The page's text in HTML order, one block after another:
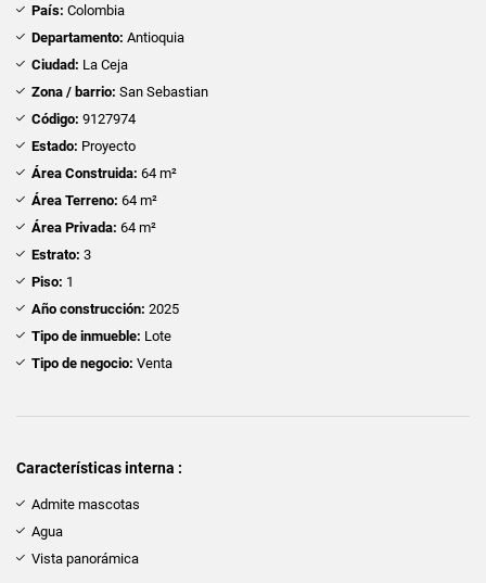
País: Colombia
Departamento: Antioquia
Ciudad: La Ceja
Zona / barrio: San Sebastian
Código: 9127974
Estado: Proyecto
Área Construida: 64 m²
Área Terreno: 64 m²
Área Privada: 64 m²
Estrato: 3
Piso: 1
Año construcción: 2025
Tipo de inmueble: Lote
Tipo de negocio: Venta
Características interna :
Admite mascotas
Agua
Vista panorámica